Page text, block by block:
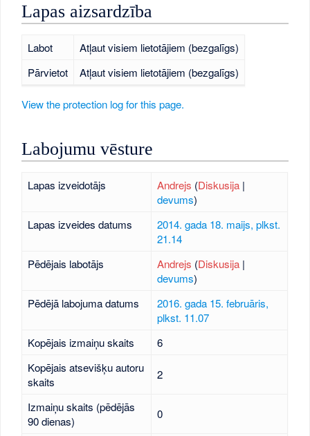
Lapas aizsardzība
Labot
Atļaut visiem lietotājiem (bezgalīgs)
Pārvietot
Atļaut visiem lietotājiem (bezgalīgs)
View the protection log for this page.
Labojumu vēsture
Lapas izveidotājs Andrejs (Diskusija|
devums)
Lapas izveides datums
2014. gada 18. maijs, plkst.
21.14
Pēdējais labotājs
Andrejs (Diskusija|
devums)
Pēdējā labojuma datums
2016. gada 15. februāris,
plkst. 11.07
Kopējais izmaiņu skaits
6
Kopējais atsevišķu autoru
skaits
2
Izmaiņu skaits (pēdējās
90 dienas)
0